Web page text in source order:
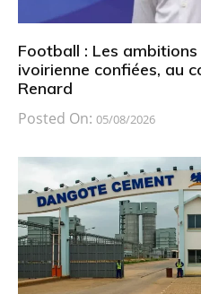
Football : Les
ivoirienne confiées, au
Renard
Posted On: 05/08/2026